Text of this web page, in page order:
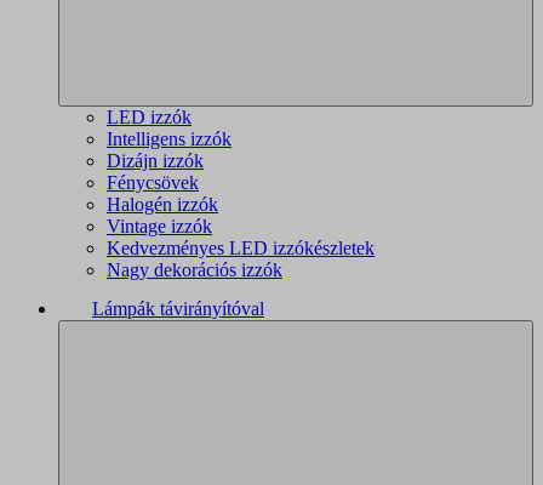
LED izzók
Intelligens izzók
Dizájn izzók
Fénycsövek
Halogén izzók
Vintage izzók
Kedvezményes LED izzókészletek
Nagy dekorációs izzók
Lámpák távirányítóval